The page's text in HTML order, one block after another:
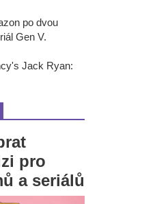
po dvou
Gen V.
Jack Ryan:
pro
a seriálů